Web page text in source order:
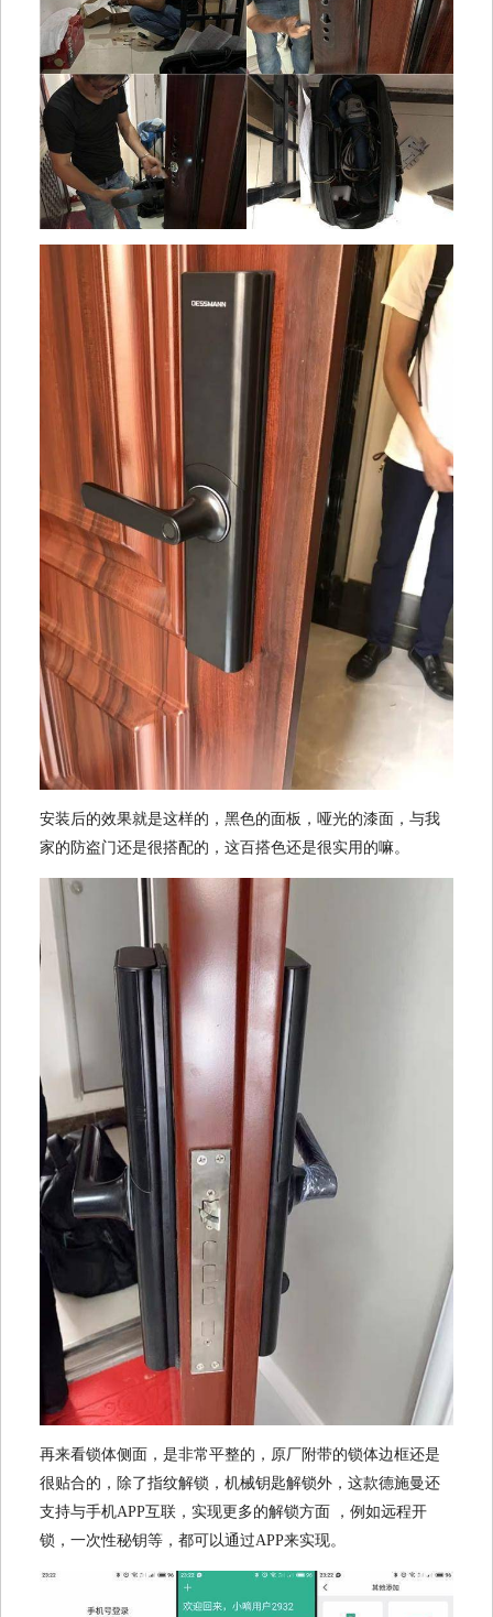
安装后的效果就是这样的，黑色的面板，哑光的漆面，与我
家的防盗门还是很搭配的，这百搭色还是很实用的嘛。
再来看锁体侧面，是非常平整的，原厂附带的锁体边框还是
很贴合的，除了指纹解锁，机械钥匙解锁外，这款德施曼还
支持与手机APP互联，实现更多的解锁方面 ，例如远程开
锁，一次性秘钥等，都可以通过APP来实现。